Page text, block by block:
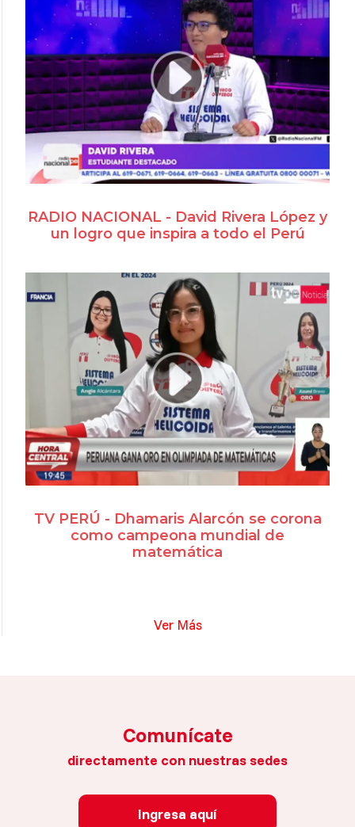
RADIO NACIONAL - David Rivera López y
un logro que inspira a todo el Perú
TV PERÚ - Dhamaris Alarcón se corona
como campeona mundial de
matemática
Ver Más
Comunícate
directamente con nuestras sedes
Ingresa aquí